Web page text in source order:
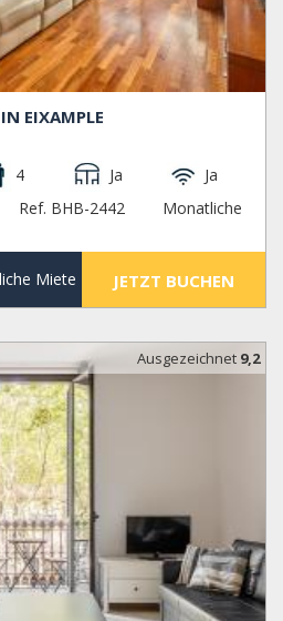
EIXAMPLE
4 Ja
Ja
Ref. BHB-2442
Monatliche
Miete JETZT BUCHEN
Ausgezeichnet 9,2